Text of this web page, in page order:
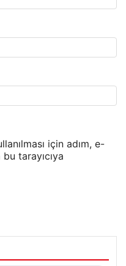
için adım, e-
tarayıcıya